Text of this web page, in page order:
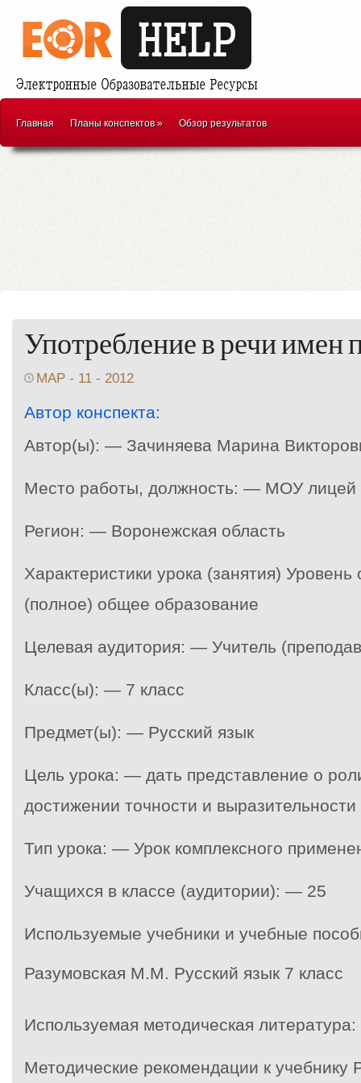
Главная Планы конспектов» Обзор результатов
Употребление в речи имен
МАР - 11 - 2012
Автор конспекта:
Автор(ы): — Зачиняева Марина
Место работы, должность: — МОУ
Регион: — Воронежская область
Характеристики урока (занятия)
(полное) общее образование
Целевая аудитория: — Учитель
Класс(ы): — 7 класс
Предмет(ы): — Русский язык
Цель урока: — дать представление о
достижении точности и выразительности
Тип урока: — Урок комплексного
Учащихся в классе (аудитории): — 25
Используемые учебники и учебные
Разумовская М.М. Русский язык 7 класс
Используемая методическая
Методические рекомендации к